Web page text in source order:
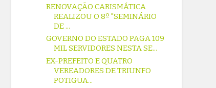
RENOVAÇÃO CARISMÁTICA
REALIZOU O 8º "SEMINÁRIO
DE ...
GOVERNO DO ESTADO PAGA 109
MIL SERVIDORES NESTA SE...
EX-PREFEITO E QUATRO
VEREADORES DE TRIUNFO
POTIGUA...